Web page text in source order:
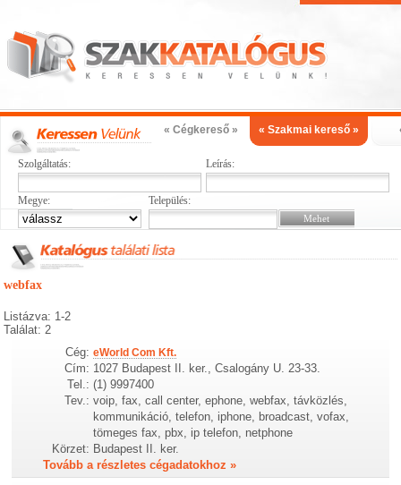
« Cégkereső » « Szakmai kereső »
Szolgáltatás: Leírás:
Megye: Település:
webfax
Listázva: 1-2
Találat: 2
Cég: eWorld Com Kft.
Cím: 1027 Budapest II. ker., Csalogány U. 23-33.
Tel.: (1) 9997400
Tev.: voip, fax, call center, ephone, webfax, távközlés,
kommunikáció, telefon, iphone, broadcast, vofax,
tömeges fax, pbx, ip telefon, netphone
Körzet: Budapest II. ker.
Tovább a részletes cégadatokhoz »